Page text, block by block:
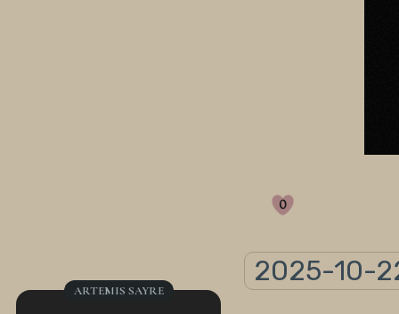
0
2025-10-
ARTEMIS SAYRE